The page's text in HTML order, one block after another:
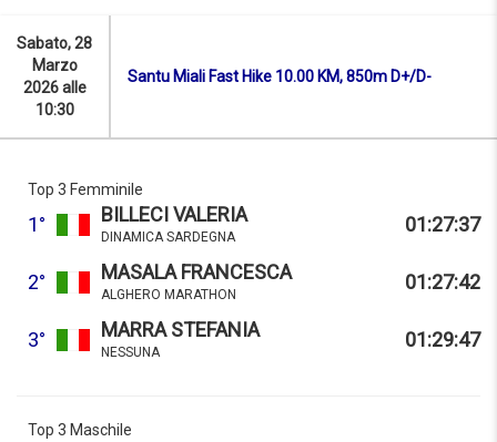
Sabato, 28
Marzo
2026 alle
10:30
Santu Miali Fast Hike 10.00 KM, 850m D+/D-
Top 3 Femminile
1° BILLECI VALERIA
DINAMICA SARDEGNA
01:27:37
2° MASALA FRANCESCA
ALGHERO MARATHON
01:27:42
3° MARRA STEFANIA
NESSUNA
01:29:47
Top 3 Maschile